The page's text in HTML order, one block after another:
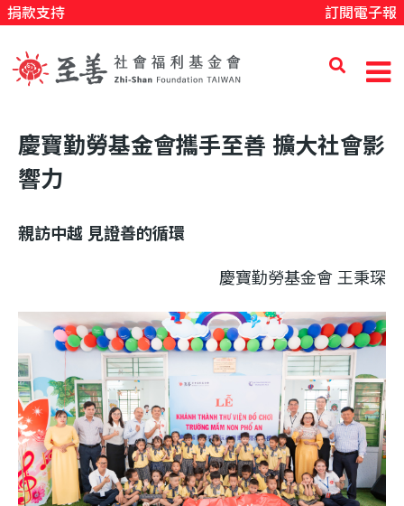
主
容
捐款支持 訂閱電子報
至
善
社
會
福
利
基
慶寶勤勞基金會攜手至善 擴大社會影
響力
親訪中越 見證善的循環
慶寶勤勞基金會 王秉琛